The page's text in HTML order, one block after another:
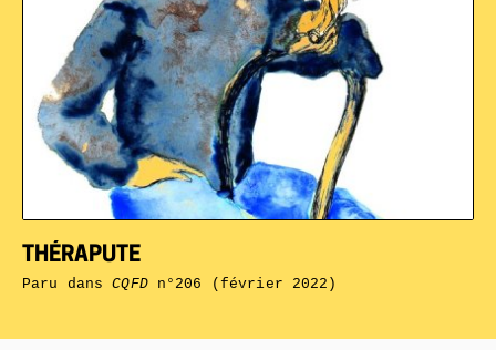
THÉRAPUTE
Paru dansCQFDn°206 (février 2022)